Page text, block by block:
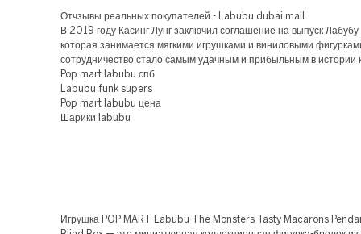
Отчзывы реальных покупателей - Labubu dubai mall
В 2019 году Касинг Лунг заключил соглашение на выпуск Лабубу
которая занимается мягкими игрушками и виниловыми
сотрудничество стало самым удачным и прибыльным в истории
Pop mart labubu спб
Labubu funk supers
Pop mart labubu цена
Шарики labubu
Игрушка POP MART Labubu The Monsters Tasty Macarons